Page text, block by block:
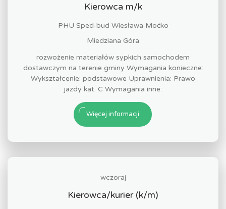
Kierowca m/k
PHU Sped-bud Wiesława Moćko
Miedziana Góra
rozwożenie materiałów sypkich samochodem
dostawczym na terenie gminy Wymagania konieczne:
Wykształcenie: podstawowe Uprawnienia: Prawo
jazdy kat. C Wymagania inne:
Więcej informacji
wczoraj
Kierowca/kurier (k/m)